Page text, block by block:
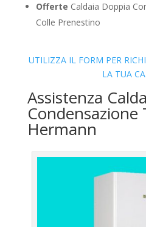
Offerte Caldaia Doppia
Colle Prenestino
UTILIZZA IL FORM PER
LA TUA
Assistenza
Condensazione
Hermann